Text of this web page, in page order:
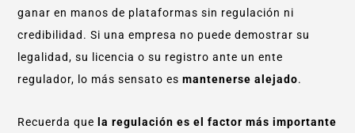
ganar en manos de plataformas sin regulación ni
credibilidad. Si una empresa no puede demostrar su
legalidad, su licencia o su registro ante un ente
regulador, lo más sensato es mantenerse alejado.
Recuerda que
la regulación es el factor más importante